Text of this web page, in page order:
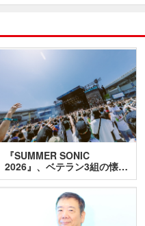
『SUMMER SONIC
2026』、ベテラン3組の懐…